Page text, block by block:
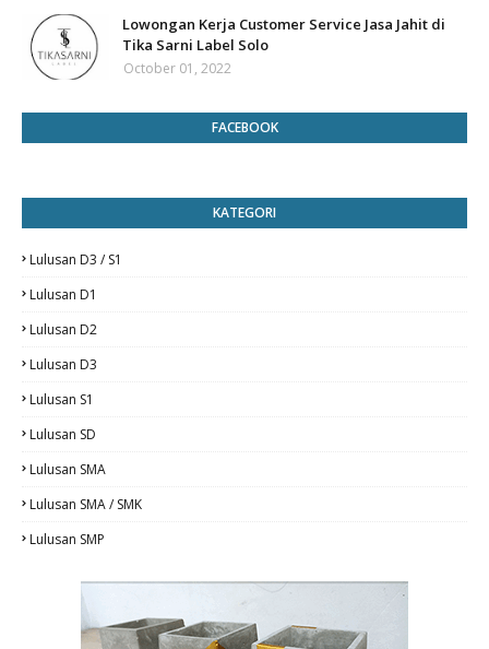
Lowongan Kerja Customer Service Jasa Jahit di
Tika Sarni Label Solo
October 01, 2022
FACEBOOK
KATEGORI
Lulusan D3 / S1
Lulusan D1
Lulusan D2
Lulusan D3
Lulusan S1
Lulusan SD
Lulusan SMA
Lulusan SMA / SMK
Lulusan SMP